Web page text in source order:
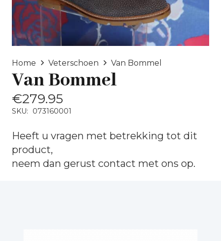
Home Veterschoen Van Bommel
Van Bommel
€279.95
SKU: 073160001
Heeft u vragen met betrekking tot dit
product,
neem dan gerust contact met ons op.